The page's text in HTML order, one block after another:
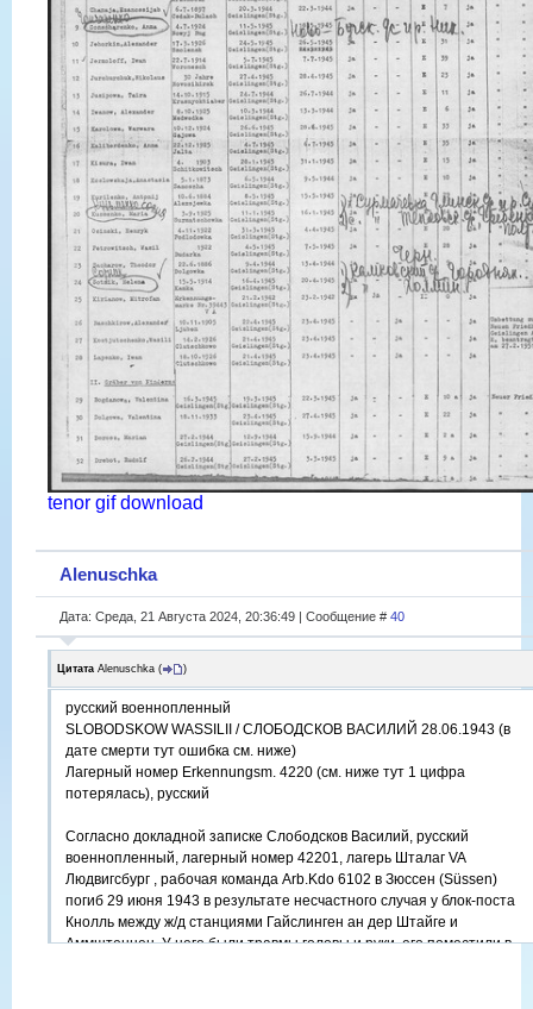
tenor gif download
Alenuschka
Дата: Среда, 21 Августа 2024, 20:36:49 | Сообщение # 40
Цитата Alenuschka ( )
русский военнопленный
SLOBODSKOW WASSILII / CЛОБОДСКОВ ВАСИЛИЙ 28.06.1943 (в
дате смерти тут ошибка см. ниже)
Лагерный номер Erkennungsm. 4220 (см. ниже тут 1 цифра
потерялась), русский
Согласно докладной записке Слободсков Василий, русский
военнопленный, лагерный номер 42201, лагерь Шталаг VA
Людвигсбург , рабочая команда Arb.Kdo 6102 в Зюссен (Süssen)
погиб 29 июня 1943 в результате несчастного случая у блок-поста
Кнолль между ж/д станциями Гайслинген ан дер Штайге и
Аммштеннен. У него были травмы головы и руки, его поместили в